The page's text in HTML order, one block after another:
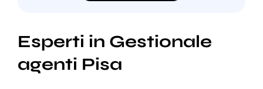
Esperti in Gestionale
agenti Pisa